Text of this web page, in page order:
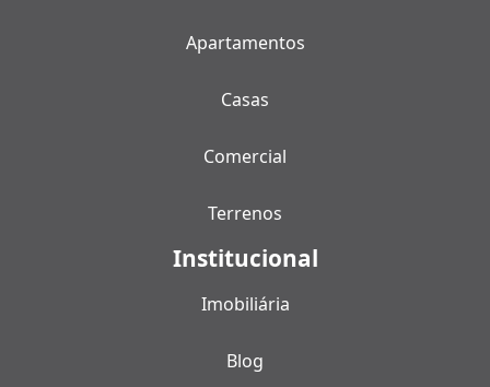
Apartamentos
Casas
Comercial
Terrenos
Institucional
Imobiliária
Blog